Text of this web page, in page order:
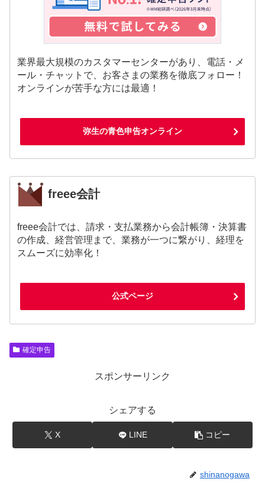
業界最大規模のカスタマーセンターがあり、電話・メ
ール・チャットで、お客さまの業務を徹底フォロー！
オンラインが苦手な方には最適！
弥生の青色申告オンライン
freee会計
freee会計では、請求・支払業務から会計帳簿・決算書
の作成、経営管理まで、業務が一つに繋がり、経理を
スムーズに効率化！
公式ページ
確定申告
スポンサーリンク
シェアする
X LINE コピー
shinanogawa